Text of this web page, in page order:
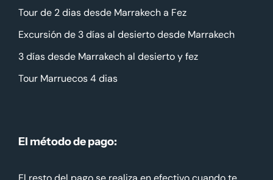
Tour de 2 dias desde Marrakech a Fez
Excursión de 3 días al desierto desde Marrakech
3 días desde Marrakech al desierto y fez
Tour Marruecos 4 dias
El método de pago: